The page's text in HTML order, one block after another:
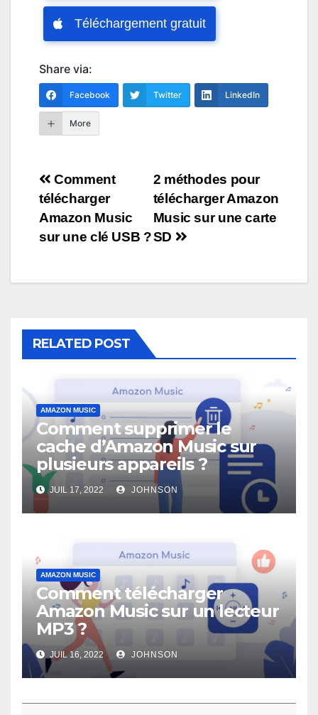
Téléchargement gratuit
Share via:
Facebook Twitter LinkedIn
More
Navigation
de
l’article
2 méthodes pour
télécharger Amazon
Music sur une carte
SD
Comment
télécharger
Amazon Music
sur une clé USB ?
RELATED POST
AMAZON MUSIC
Comment supprimer le
cache d’Amazon Music sur
plusieurs appareils ?
JUIL 17, 2022 JOHNSON
AMAZON MUSIC
Comment télécharger
Amazon Music sur un lecteur
MP3 ?
JUIL 16, 2022 JOHNSON